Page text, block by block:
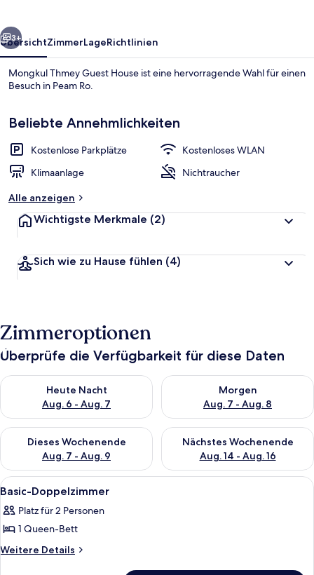
Weiter
3+
ÜbersichtZimmerLageRichtlinien
Mongkul Thmey Guest House ist eine hervorragende Wahl für einen
Besuch in Peam Ro.
Beliebte Annehmlichkeiten
Kostenlose Parkplätze
Kostenloses WLAN
Klimaanlage
Nichtraucher
Alle anzeigen
Wichtigste Merkmale (2)
Sich wie zu Hause fühlen (4)
Zimmeroptionen
Überprüfe die Verfügbarkeit für diese Daten
Heute Nacht
Aug. 6 - Aug. 7
Überprüfe die Verfügbarkeit für heute Nacht, Aug. 6 - Aug. 7.
Morgen
Aug. 7 - Aug. 8
Überprüfe die Verfügbarkeit
Dieses Wochenende
Aug. 7 - Aug. 9
Überprüfe die Verfügbarkeit für dieses Wochenende, Aug. 7
Nächstes Wochenende
Aug. 14 - Aug. 16
Überprüfe die Verfügbarkeit
Alle
Fotos
für
Basic-
Doppelzimmer
Ein ordentlich bezogenes Bett mit
2
Basic-Doppelzimmer
Platz für 2 Personen
1 Queen-Bett
Weitere Details
Weitere